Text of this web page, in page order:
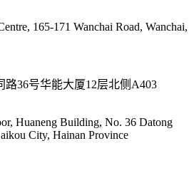
165-171 Wanchai Road, Wanchai,
36号华能大厦12层北侧A403
Huaneng Building, No. 36 Datong
City, Hainan Province